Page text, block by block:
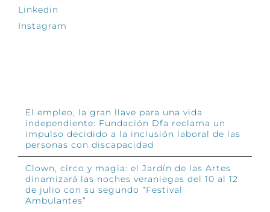
Linkedin
Instagram
El empleo, la gran llave para una vida
independiente: Fundación Dfa reclama un
impulso decidido a la inclusión laboral de las
personas con discapacidad
Clown, circo y magia: el Jardín de las Artes
dinamizará las noches veraniegas del 10 al 12
de julio con su segundo “Festival
Ambulantes”